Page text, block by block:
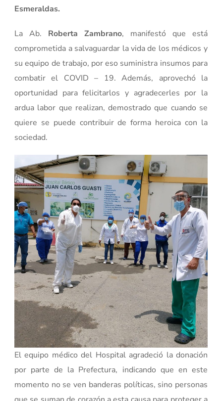
Esmeraldas.
La Ab. Roberta Zambrano, manifestó que está
comprometida a salvaguardar la vida de los médicos y
su equipo de trabajo, por eso suministra insumos para
combatir el COVID – 19. Además, aprovechó la
oportunidad para felicitarlos y agradecerles por la
ardua labor que realizan, demostrado que cuando se
quiere se puede contribuir de forma heroica con la
sociedad.
El equipo médico del Hospital agradeció la donación
por parte de la Prefectura, indicando que en este
momento no se ven banderas políticas, sino personas